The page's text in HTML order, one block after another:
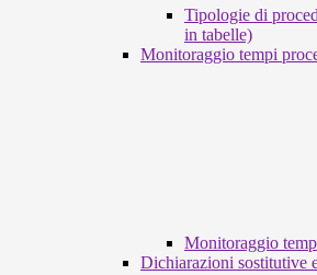
Tipologie di
in tabelle)
Monitoraggio tempi
Monitoraggio
Dichiarazioni sostitutive